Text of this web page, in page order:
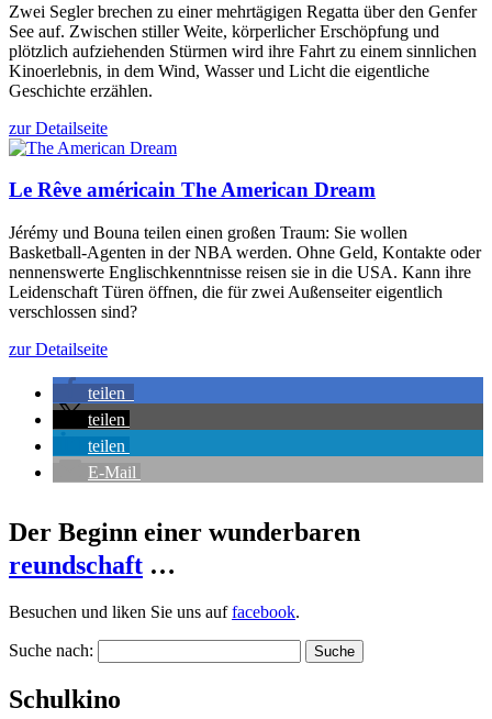
Zwei Segler brechen zu einer mehrtägigen Regatta über den Genfer
See auf. Zwischen stiller Weite, körperlicher Erschöpfung und
plötzlich aufziehenden Stürmen wird ihre Fahrt zu einem sinnlichen
Kinoerlebnis, in dem Wind, Wasser und Licht die eigentliche
Geschichte erzählen.
zur Detailseite
Le Rêve américain The American Dream
Jérémy und Bouna teilen einen großen Traum: Sie wollen
Basketball-Agenten in der NBA werden. Ohne Geld, Kontakte oder
nennenswerte Englischkenntnisse reisen sie in die USA. Kann ihre
Leidenschaft Türen öffnen, die für zwei Außenseiter eigentlich
verschlossen sind?
zur Detailseite
teilen
teilen
teilen
E-Mail
Der Beginn einer wunderbaren
reundschaft …
Besuchen und liken Sie uns auffacebook.
Suche nach:
Schulkino